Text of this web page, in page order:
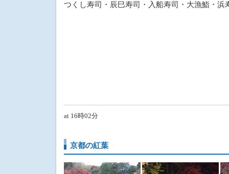
つくし寿司・辰巳寿司・入船寿司・大漁鮨・浜
at 16時02分
京都の紅葉